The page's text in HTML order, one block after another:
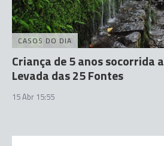
CASOS DO DIA
Criança de 5 anos socorrida
Levada das 25 Fontes
15 Abr 15:55